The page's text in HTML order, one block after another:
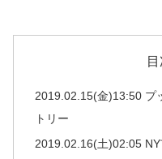
2019.02.15(金)13:50 プ
トリー
2019.02.16(土)02:05